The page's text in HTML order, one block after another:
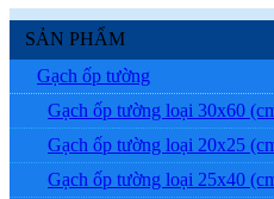
SẢN PHẨM
Gạch ốp tường
Gạch ốp tường loại 30x60
Gạch ốp tường loại 20x25
Gạch ốp tường loại 25x40